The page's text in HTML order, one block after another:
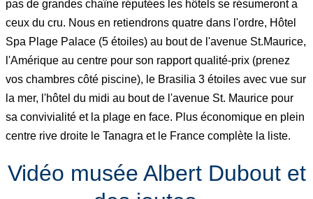
pas de grandes chaîne réputées les hôtels se résumeront a
ceux du cru. Nous en retiendrons quatre dans l'ordre, Hôtel
Spa Plage Palace (5 étoiles) au bout de l'avenue St.Maurice,
l'Amérique au centre pour son rapport qualité-prix (prenez
vos chambres côté piscine), le Brasilia 3 étoiles avec vue sur
la mer, l'hôtel du midi au bout de l'avenue St. Maurice pour
sa convivialité et la plage en face. Plus économique en plein
centre rive droite le Tanagra et le France complète la liste.
Vidéo musée Albert Dubout et